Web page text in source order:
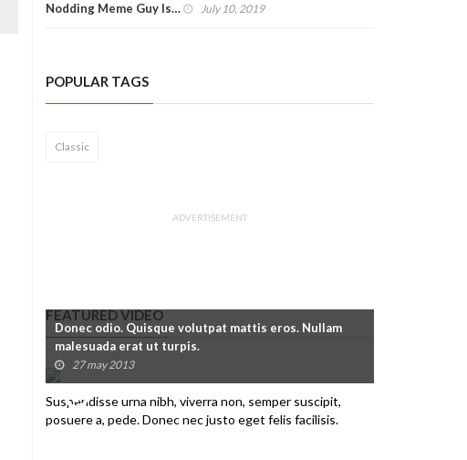
Nodding Meme Guy Is… July 10, 2019
POPULAR TAGS
Classic
ADVERTISEMENT
FEATURED VIDEO
Donec odio. Quisque volutpat mattis eros. Nullam
malesuada erat ut turpis.
27 may 2013
Suspendisse urna nibh, viverra non, semper suscipit,
posuere a, pede. Donec nec justo eget felis facilisis.